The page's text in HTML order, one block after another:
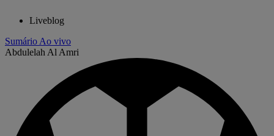
Liveblog
Sumário Ao vivo
Abdulelah Al Amri